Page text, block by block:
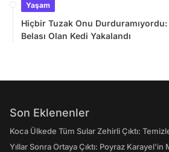
Yaşam
Hiçbir Tuzak Onu Durduramıyordu:
Belası Olan Kedi Yakalandı
Son Eklenenler
Koca Ülkede Tüm Sular Zehirli Çıktı:
Yıllar Sonra Ortaya Çıktı: Poyraz